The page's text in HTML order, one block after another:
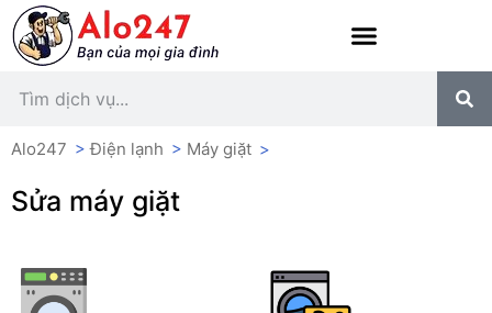
Alo247 >Điện lạnh > Máy giặt >
Sửa máy giặt